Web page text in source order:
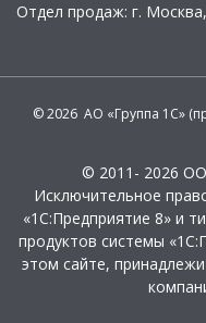
Отдел продаж: г. Москва,
© 2026 АО «Группа 1С»
© 2011- 2026
Исключительное
«1С:Предприятие 8» и
продуктов системы
этом сайте,